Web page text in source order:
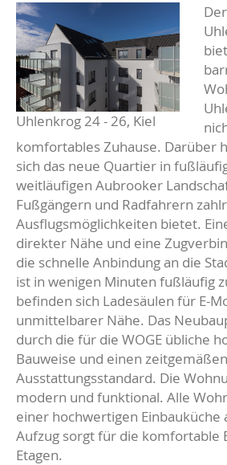
Uhlenkrog 24 - 26, Kiel
Beschreibung
komfortables Zuhause. Darüber
sich das neue Quartier in
weitläufigen Aubrooker
Fußgängern und Radfahrern
Ausflugsmöglichkeiten bietet.
direkter Nähe und eine
die schnelle Anbindung an die
ist in wenigen Minuten fußläufig
befinden sich Ladesäulen für E-
unmittelbarer Nähe. Das
durch die für die WOGE übliche
Bauweise und einen zeitgemäßen
Ausstattungsstandard. Die
modern und funktional. Alle
einer hochwertigen Einbauküche
Aufzug sorgt für die komfortable
Etagen.